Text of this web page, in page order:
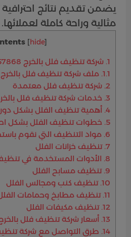
يضمن تقديم نتائج
مثالية وراحة كاملة لعملائها.
[ hide]
1. شركة تنظيف فلل بالخرج 0552557868
1.1. ملف شركة تنظيف فلل بالخرج 0552557868
2. شركة تنظيف فلل معتمدة
3. خدمات شركة تنظيف فلل بالخرج
4. أهمية تنظيف الفلل بشكل
5. خطوات تنظيف الفلل بشكل
6. مواد التنظيف التي نقوم
7. تنظيف خزانات الفلل
8. الأدوات المستخدمة في
9. تنظيف مسابح الفلل
10. تنظيف كنب ومجالس الفلل
11. تنظيف مطابخ وحمامات
12. تنظيف مكيفات الفلل
13. أسعار شركة تنظيف فلل بالخرج 0552557868
14. طرق التواصل مع شركة